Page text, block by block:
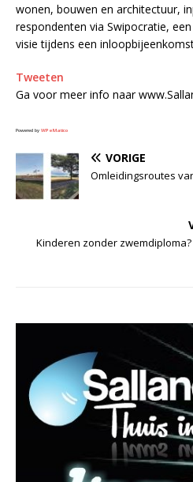
wonen, bouwen en architectuur,
respondenten via Swipocratie,
visie tijdens een
Tweeten
Ga voor meer info naar
Powered by WPeMatico
VORIGE
Omleidingsroutes
Kinderen zonder